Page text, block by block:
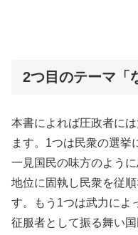
2つ目のテーマ「
本書によれば圧政者に
ます。1つは民衆の選挙
一見国民の味方のよう
地位に固執し民衆を従
す。もう1つは武力によ
征服者として振る舞い